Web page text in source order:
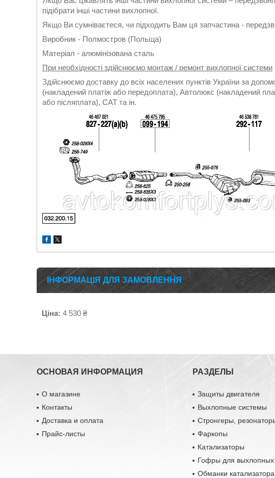
підібрати інші частини вихлопної.
Якщо Ви сумніваєтеся, чи підходить Вам ця запчастина -
Виробник - Полмостров (Польща)
Матеріал - алюмінізована сталь
При необхідності здійснюємо монтаж / ремонт вихлопної системи
Здійснюємо доставку до всіх населених пунктів України за
(накладений платіж або передоплата), Автолюкс (накладений
або післяплата), САТ та ін.
ІНФОРМАЦІЯ ДЛЯ ЗАМОВЛЕННЯ
Ціна: 4 530 ₴
ОСНОВАЯ ИНФОРМАЦИЯ
О магазине
Контакты
Доставка и оплата
Прайс-листы
РАЗДЕЛЫ
Защиты двигателя
Выхлопные системы
Стронгеры,
Фаркопы
Катализаторы
Гофры для выхлопных
Обманки катализатора